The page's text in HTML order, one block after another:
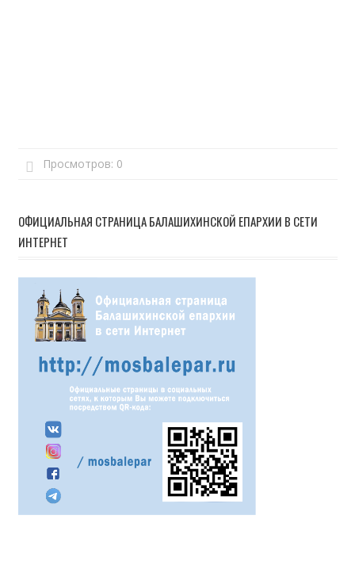
Просмотров: 0
ОФИЦИАЛЬНАЯ СТРАНИЦА БАЛАШИХИНСКОЙ ЕПАРХИИ В СЕТИ
ИНТЕРНЕТ